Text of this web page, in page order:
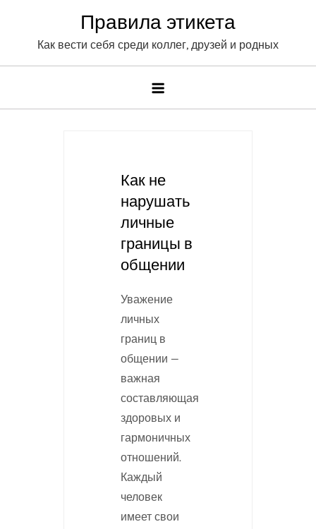
content
Правила этикета
Как вести себя среди коллег, друзей и родных
Как не
нарушать
личные
границы в
общении
Уважение
личных
границ в
общении —
важная
составляющая
здоровых и
гармоничных
отношений.
Каждый
человек
имеет свои